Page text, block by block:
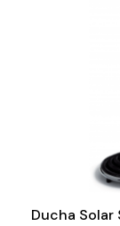
Ducha Solar